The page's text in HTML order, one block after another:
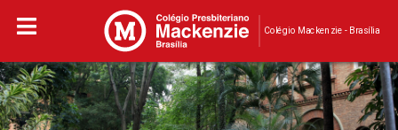
Colégio Mackenzie - Brasília